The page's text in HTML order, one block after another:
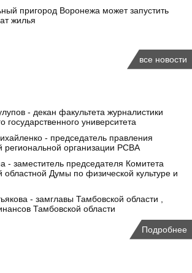
пригород Воронежа может запустить
жилья
все новости
- декан факультета журналистики
государственного университета
- председатель правления
региональной организации РСВА
- заместитель председателя Комитета
областной Думы по физической культуре и
- замглавы Тамбовской области ,
Тамбовской области
Подробнее